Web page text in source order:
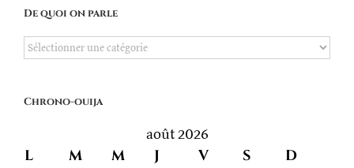
De quoi on parle
De
parle
Chrono-ouija
août 2026
L M M J V S D